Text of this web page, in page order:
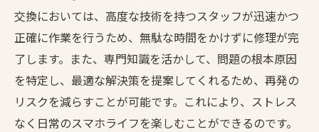
交換においては、高度な技術を持つスタッフが迅速かつ
正確に作業を行うため、無駄な時間をかけずに修理が完
了します。また、専門知識を活かして、問題の根本原因
を特定し、最適な解決策を提案してくれるため、再発の
リスクを減らすことが可能です。これにより、ストレス
なく日常のスマホライフを楽しむことができるのです。